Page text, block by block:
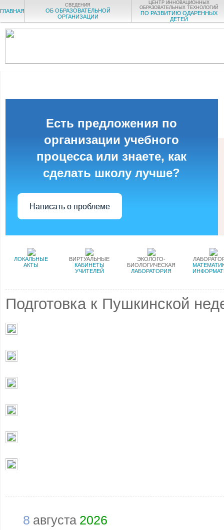
ГЛАВНАЯ
СВЕДЕНИЯ
ОБ ОБРАЗОВАТЕЛЬНОЙ
ОРГАНИЗАЦИИ
ЦЕНТР ИННОВАЦИОННЫХ
ОБРАЗОВАТЕЛЬНЫХ ТЕХНОЛОГИЙ
ПО РАЗВИТИЮ ОДАРЕННЫХ
ДЕТЕЙ
Есть предложения по
организации учебного
процесса или знаете, как
сделать школу лучше?
Написать о проблеме
ЛОКАЛЬНЫЕ
АКТЫ
ВИРТУАЛЬНЫЕ
КАБИНЕТЫ
УЧИТЕЛЕЙ
ЭКОЛОГО-
БИОЛОГИЧЕСКАЯ
ЛАБОРАТОРИЯ
Подготовка к Пушкинской
8 августа 2026